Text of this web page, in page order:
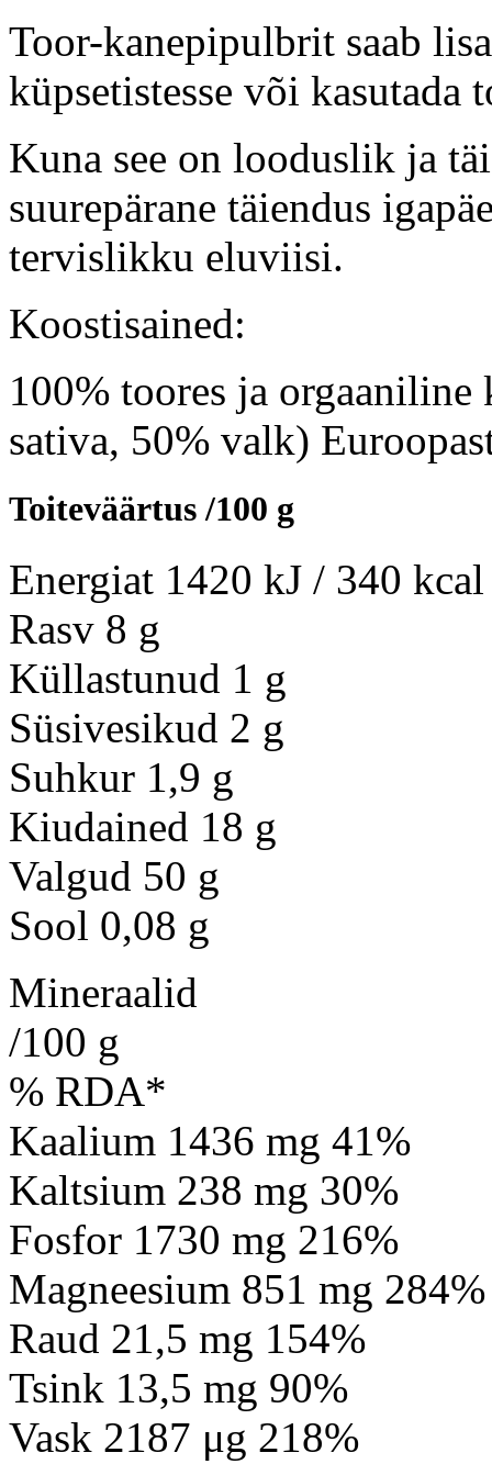
Toor-kanepipulbrit saab
küpsetistesse või kasutada
Kuna see on looduslik ja
suurepärane täiendus
tervislikku eluviisi.
Koostisained:
100% toores ja
sativa, 50% valk)
Toiteväärtus /100 g
Energiat 1420 kJ / 340 kcal
Rasv 8 g
Küllastunud 1 g
Süsivesikud 2 g
Suhkur 1,9 g
Kiudained 18 g
Valgud 50 g
Sool 0,08 g
Mineraalid
/100 g
% RDA*
Kaalium 1436 mg 41%
Kaltsium 238 mg 30%
Fosfor 1730 mg 216%
Magneesium 851 mg 284%
Raud 21,5 mg 154%
Tsink 13,5 mg 90%
Vask 2187 μg 218%